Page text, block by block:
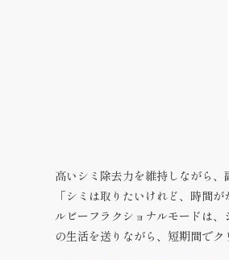
高いシミ除去力を維持しながら
「シミは取りたいけれど、時間
ルビーフラクショナルモードは
の生活を送りながら、短期間で